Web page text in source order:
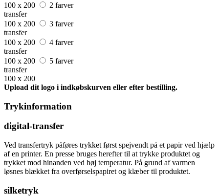
100 x 200
2 farver
transfer
100 x 200
3 farver
transfer
100 x 200
4 farver
transfer
100 x 200
5 farver
transfer
100 x 200
Upload dit logo i indkøbskurven eller efter bestilling.
Trykinformation
digital-transfer
Ved transfertryk påføres trykket først spejvendt på et papir ved hjælp
af en printer. En presse bruges herefter til at trykke produktet og
trykket mod hinanden ved høj temperatur. På grund af varmen
løsnes blækket fra overførselspapiret og klæber til produktet.
silketryk